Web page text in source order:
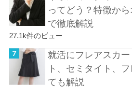
ってどう？特徴か
で徹底解説
27.1k件のビュー
就活にフレアスカ
ト、セミタイト、
ても解説